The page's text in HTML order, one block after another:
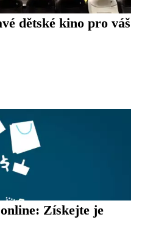
dětské kino pro váš
Získejte je